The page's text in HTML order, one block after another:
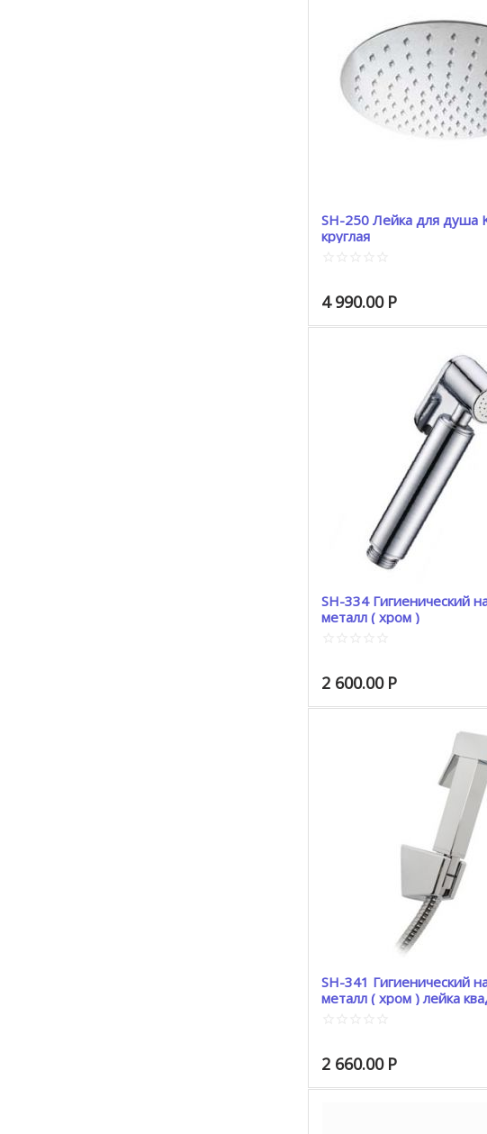
SH-250 Лейка для душа
круглая
4 990.00 Р
SH-334 Гигиенический
металл ( хром )
2 600.00 Р
SH-341 Гигиенический
металл ( хром ) лейка
2 660.00 Р